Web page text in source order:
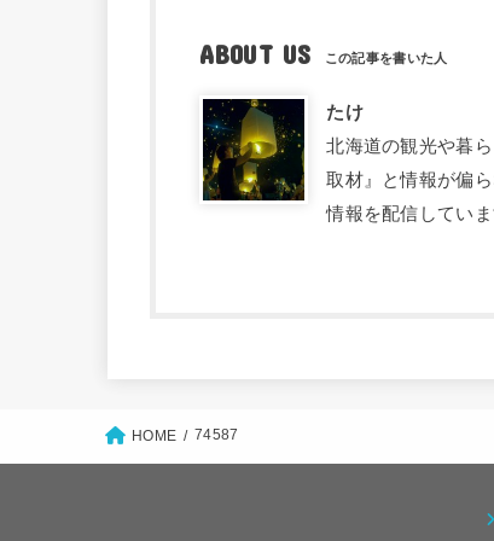
ABOUT US
たけ
北海道の観光や暮
取材』と情報が偏
情報を配信していま
HOME 74587